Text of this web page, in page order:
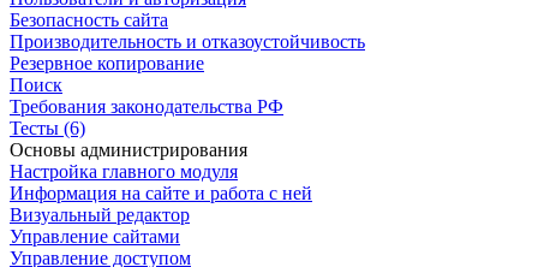
Безопасность сайта
Производительность и отказоустойчивость
Резервное копирование
Поиск
Требования законодательства РФ
Тесты (6)
Основы администрирования
Настройка главного модуля
Информация на сайте и работа с ней
Визуальный редактор
Управление сайтами
Управление доступом